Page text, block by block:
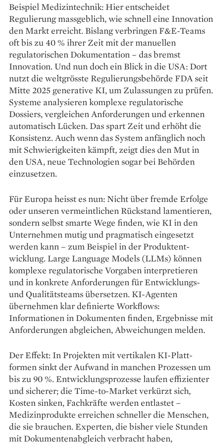
Beispiel Medizintechnik: Hier entscheidet
Regulierung massgeblich, wie schnell eine Innovation
den Markt erreicht. Bislang verbringen F&E-Teams
oft bis zu 40 % ihrer Zeit mit der manuellen
regulatorischen Dokumentation – das bremst
Innovation. Und nun doch ein Blick in die USA: Dort
nutzt die weltgrösste Regulierungs­behörde FDA seit
Mitte 2025 generative KI, um Zulassungen zu prüfen.
Systeme analysieren komplexe regulatorische
Dossiers, vergleichen An­forderungen und erkennen
automatisch Lücken. Das spart Zeit und erhöht die
Konsistenz. Auch wenn das System anfänglich noch
mit Schwierigkeiten kämpft, zeigt dies den Mut in
den USA, neue Technologien sogar bei Behörden
einzusetzen.
Für Europa heisst es nun: Nicht über fremde ­Erfolge
oder unseren vermeintlichen Rückstand ­lamentieren,
sondern selbst smarte Wege finden, wie KI in den
Unternehmen mutig und pragmatisch eingesetzt
werden kann – zum Beispiel in der Produktent­
wicklung. Large Language Models (LLMs) können
komplexe regulatorische Vorgaben interpretieren
und in konkrete Anforderungen für Entwicklungs-
und Qualitätsteams übersetzen. KI-Agenten
übernehmen klar definierte Workflows:
Informationen in Dokumenten finden, Ergebnisse mit
Anforderungen abgleichen, Abweichungen melden.
Der Effekt: In Projekten mit vertikalen KI-Platt­
formen sinkt der Aufwand in manchen Prozessen um
bis zu 90 %. Entwicklungsprozesse laufen effizienter
und sicherer; die Time-to-Market verkürzt sich,
Kosten sinken, Fachkräfte werden entlastet –
Medizinprodukte erreichen schneller die Menschen,
die sie brauchen. Experten, die bisher viele Stunden
mit Dokumenten­abgleich verbracht haben,